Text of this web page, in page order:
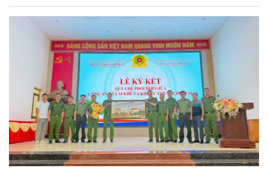
dụng công nghệ cao trên địa bàn tỉnh Quảng Trị”.